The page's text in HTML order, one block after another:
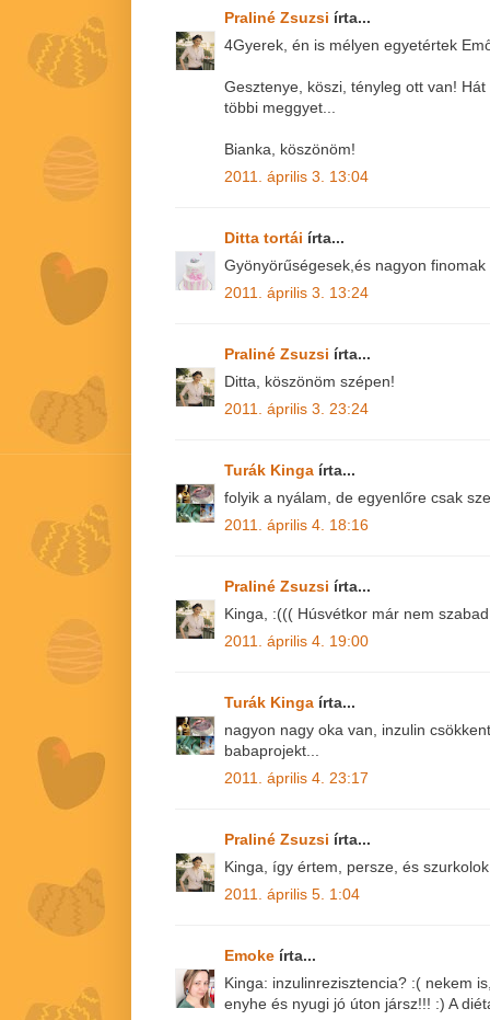
Praliné Zsuzsi írta...
4Gyerek, én is mélyen egyetértek
Gesztenye, köszi, tényleg ott van!
többi meggyet...
Bianka, köszönöm!
2011. április 3. 13:04
Ditta tortái írta...
Gyönyörűségesek,és nagyon finomak
2011. április 3. 13:24
Praliné Zsuzsi írta...
Ditta, köszönöm szépen!
2011. április 3. 23:24
Turák Kinga írta...
folyik a nyálam, de egyenlőre csak
2011. április 4. 18:16
Praliné Zsuzsi írta...
Kinga, :((( Húsvétkor már nem
2011. április 4. 19:00
Turák Kinga írta...
nagyon nagy oka van, inzulin
babaprojekt...
2011. április 4. 23:17
Praliné Zsuzsi írta...
Kinga, így értem, persze, és
2011. április 5. 1:04
Emoke írta...
Kinga: inzulinrezisztencia? :( nekem
enyhe és nyugi jó úton jársz!!! :) A